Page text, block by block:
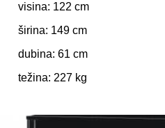
visina: 122 cm
širina: 149 cm
dubina: 61 cm
težina: 227 kg